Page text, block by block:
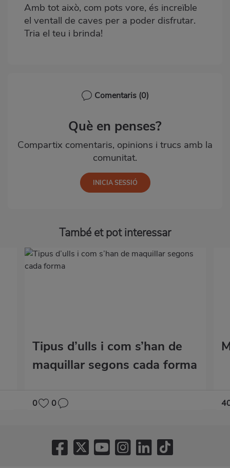
Amb tot això, com pots vore, és increïble
el ventall de caves per a poder disfrutar.
Tria el teu i brinda!
Comentaris (0)
Què en penses?
Compartix comentaris, opinions i trucs amb la
comunitat.
També et pot interessar
Tipus d’ulls i com s’han de
maquillar segons cada forma
0 0